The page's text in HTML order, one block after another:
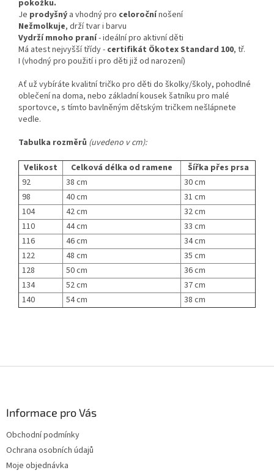
pokožku.
Je prodyšný a vhodný pro celoročnínošení
Nežmolkuje, drží tvar i barvu
Vydrží mnoho praní- ideální pro aktivní děti
Má atest nejvyšší třídy - certifikát Ökotex Standard 100, tř.
I (vhodný pro použití i pro děti již od narození)
Ať už vybíráte kvalitní tričko pro děti do školky/školy, pohodlné
oblečení na doma, nebo základní kousek šatníku pro malé
sportovce, s tímto bavlněným dětským tričkem nešlápnete
vedle.
Tabulka rozměrů (uvedeno v cm):
Velikost Celková délka od ramene
Šířka přes prsa
92
38 cm
30 cm
98
40 cm
31 cm
104
42 cm
32 cm
110
44 cm
33 cm
116
46 cm
34 cm
122
48 cm
35 cm
128
50 cm
36 cm
134
52 cm
37 cm
140
54 cm 38 cm
Informace pro Vás
Obchodní podmínky
Ochrana osobních údajů
Moje objednávka